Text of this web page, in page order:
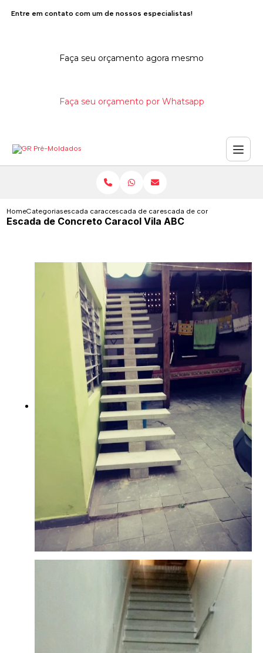
Entre em contato com um de nossos especialistas!
Faça seu orçamento agora mesmo
Faça seu orçamento por Whatsapp
HomeCategoriasescada caracol de concretoescada de caracol de concreto
escada de concreto caracol
Escada de Concreto Caracol Vila ABC